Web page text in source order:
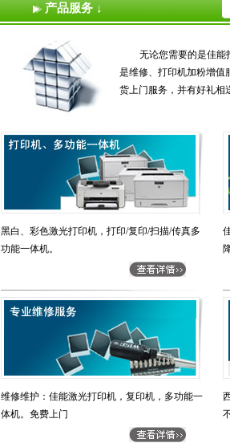
产品服务 ↓
无论您需要的是佳能
是维修、打印机加粉增值
货上门服务，并有好礼相
黑白、彩色激光打印机，打印/复印/扫描/传真多
功能一体机。
维修维护：佳能激光打印机，复印机，多功能一
体机。免费上门